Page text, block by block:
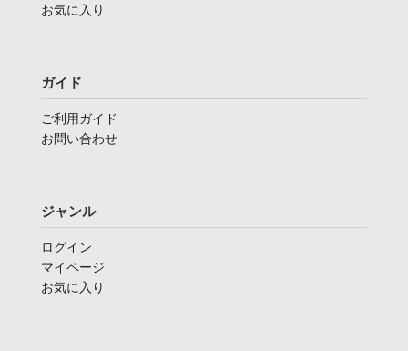
お気に入り
ガイド
ご利用ガイド
お問い合わせ
ジャンル
ログイン
マイページ
お気に入り